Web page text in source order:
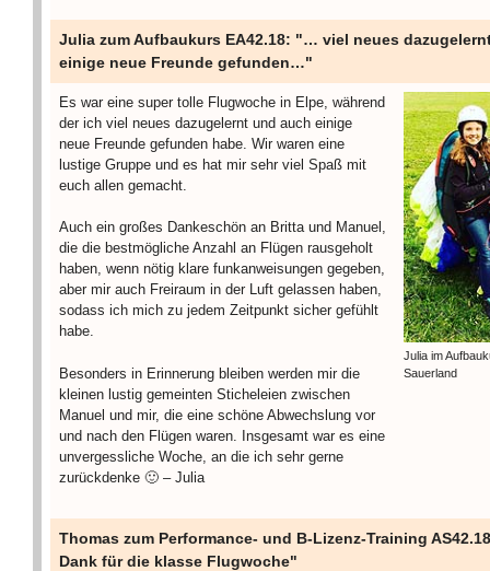
Julia zum Aufbaukurs EA42.18: "… viel neues
einige neue Freunde gefunden…"
Es war eine super tolle Flugwoche in Elpe, während
der ich viel neues dazugelernt und auch einige
neue Freunde gefunden habe. Wir waren eine
lustige Gruppe und es hat mir sehr viel Spaß mit
euch allen gemacht.
Auch ein großes Dankeschön an Britta und Manuel,
die die bestmögliche Anzahl an Flügen rausgeholt
haben, wenn nötig klare funkanweisungen gegeben,
aber mir auch Freiraum in der Luft gelassen haben,
sodass ich mich zu jedem Zeitpunkt sicher gefühlt
habe.
Besonders in Erinnerung bleiben werden mir die
kleinen lustig gemeinten Sticheleien zwischen
Manuel und mir, die eine schöne Abwechslung vor
und nach den Flügen waren. Insgesamt war es eine
unvergessliche Woche, an die ich sehr gerne
zurückdenke 🙂 – Julia
Julia im
Sauerland
Thomas zum Performance- und B-Lizenz-Training
Dank für die klasse Flugwoche"